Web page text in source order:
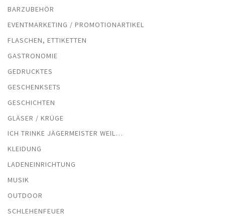
BARZUBEHÖR
EVENTMARKETING / PROMOTIONARTIKEL
FLASCHEN, ETTIKETTEN
GASTRONOMIE
GEDRUCKTES
GESCHENKSETS
GESCHICHTEN
GLÄSER / KRÜGE
ICH TRINKE JÄGERMEISTER WEIL…
KLEIDUNG
LADENEINRICHTUNG
MUSIK
OUTDOOR
SCHLEHENFEUER